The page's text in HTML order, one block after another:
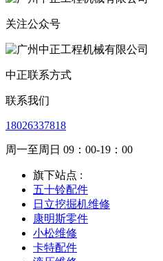
关注公众号
中正联系方式
联系我们
18026337818
周一至周日 09：00-19：00
旗下站点 :
五十铃配件
日立挖掘机维修
康明斯零件
小松维修
卡特配件